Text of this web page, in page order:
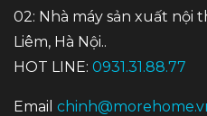
02: Nhà máy sản xuất nội
Liêm, Hà Nội..
HOT LINE: 0931.31.88.77
Email